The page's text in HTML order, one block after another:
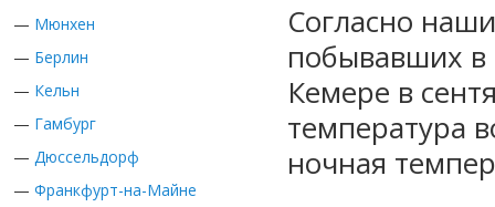
— Мюнхен
— Берлин
— Кельн
— Гамбург
— Дюссельдорф
— Франкфурт-на-Майне
Согласно
побывавших в
Кемере в
температура
ночная